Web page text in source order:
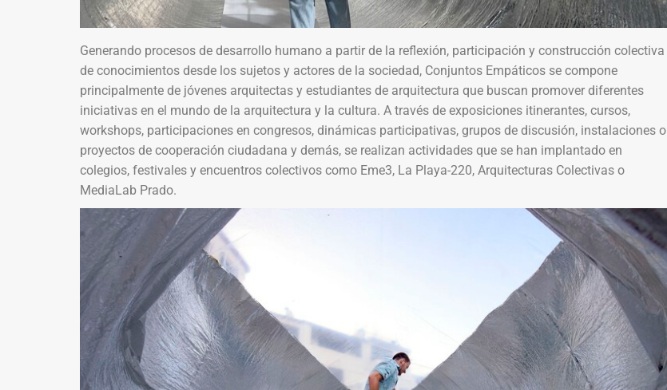
Generando procesos de desarrollo humano a partir de la reflexión, participación y construcción colectiva
de conocimientos desde los sujetos y actores de la sociedad, Conjuntos Empáticos se compone
principalmente de jóvenes arquitectas y estudiantes de arquitectura que buscan promover diferentes
iniciativas en el mundo de la arquitectura y la cultura. A través de exposiciones itinerantes, cursos,
workshops, participaciones en congresos, dinámicas participativas, grupos de discusión, instalaciones o
proyectos de cooperación ciudadana y demás, se realizan actividades que se han implantado en
colegios, festivales y encuentros colectivos como Eme3, La Playa-220, Arquitecturas Colectivas o
MediaLab Prado.